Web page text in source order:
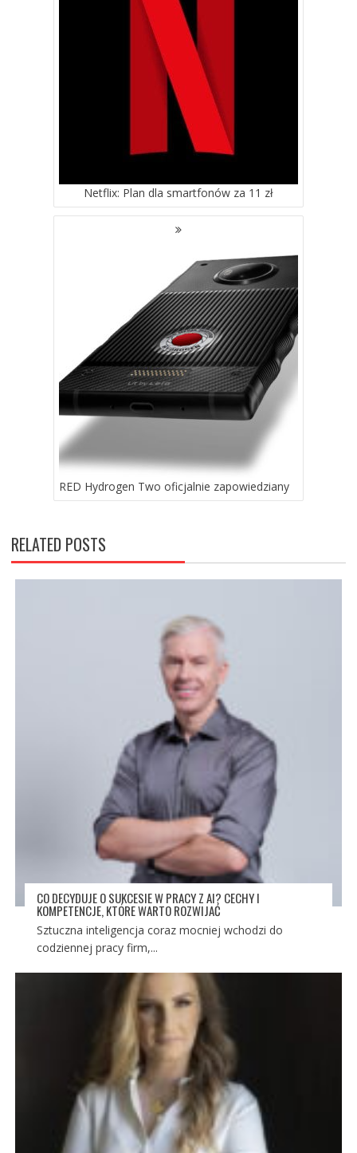
Netflix: Plan dla smartfonów za 11 zł
RED Hydrogen Two oficjalnie zapowiedziany
RELATED POSTS
CO DECYDUJE O SUKCESIE W PRACY Z AI? CECHY I
KOMPETENCJE, KTÓRE WARTO ROZWIJAĆ
Sztuczna inteligencja coraz mocniej wchodzi do
codziennej pracy firm,...